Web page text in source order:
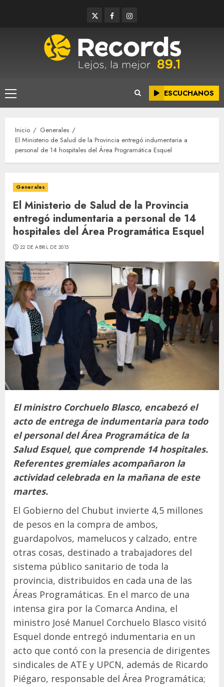
TwitterFacebookInstagram
Menú
principal
ESCUCHANOS
Inicio
Generales
El Ministerio de Salud de la Provincia entregó indumentaria a
personal de 14 hospitales del Área Programática Esquel
Generales
El Ministerio de Salud de la Provincia
entregó indumentaria a personal de 14
hospitales del Área Programática Esquel
22 DE ABRIL DE 2015
El ministro Corchuelo Blasco, encabezó el
acto de entrega de indumentaria para todo
el personal del Área Programática de la
Salud Esquel, que comprende 14 hospitales.
Referentes gremiales acompañaron la
actividad celebrada en la mañana de este
martes.
El Gobierno del Chubut invierte 4,5 millones
de pesos en la compra de ambos,
guardapolvos, mamelucos y calzado, entre
otras cosas, destinado a trabajadores del
sistema público sanitario de toda la
provincia, distribuidos en cada una de las
Áreas Programáticas. En el marco de una
intensa gira por la Comarca Andina, el
ministro José Manuel Corchuelo Blasco visitó
Esquel donde entregó indumentaria en un
acto que contó con la presencia de dirigentes
sindicales de ATE y UPCN, además de Ricardo
Piégaro, responsable del Área Programática;